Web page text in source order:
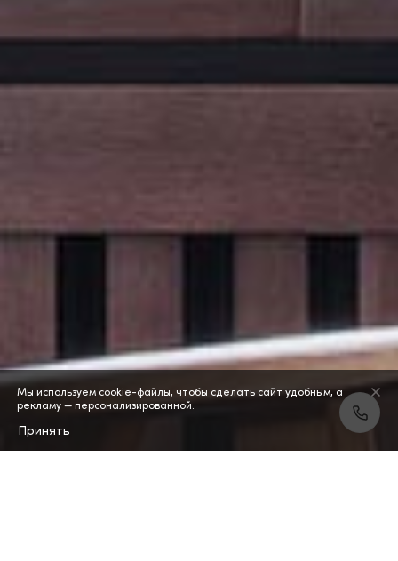
Мы используем cookie-файлы, чтобы сделать сайт удобным, а
рекламу — персонализированной.
Принять